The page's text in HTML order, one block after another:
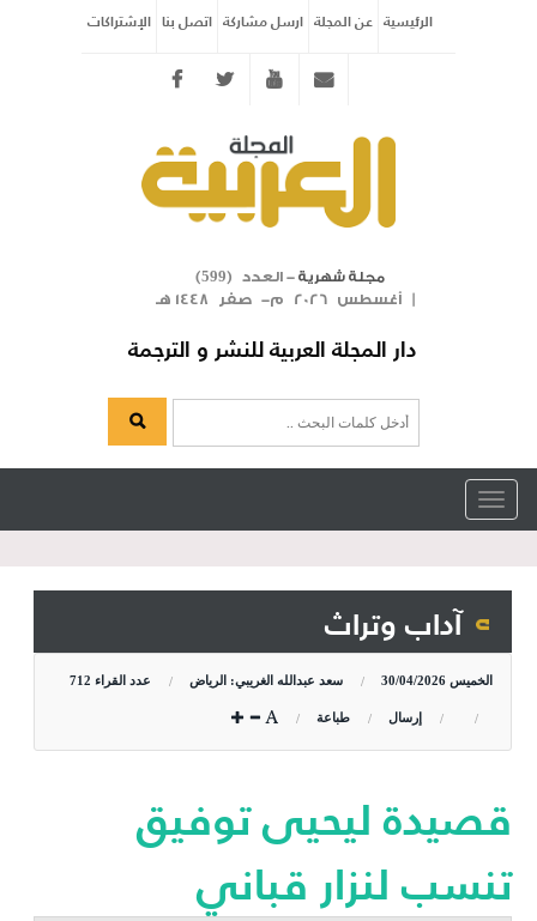
الرئيسية عن المجلة ارسل مشاركة اتصل بنا الإشتراكات
Twitter youtube
مجلة شهرية- العدد ( 599
)
| أغسطس 2026 م- صفر 1448 هـ
دار المجلة العربية للنشر و الترجمة
Toggle
navigation
آداب وتراث
الخميس 30/04/2026 سعد عبدالله الغريبي: الرياض عدد القراء 712
إرسال طباعة
قصيدة ليحيى توفيق
تنسب لنزار قباني